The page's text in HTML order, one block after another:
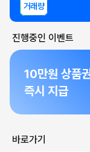
거래량
진행중인 이벤트
10만원 상품
즉시 지급
바로가기